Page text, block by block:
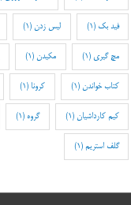
فید بک (1) لیس زدن (1)
مچ گیری (1) مکیدن (1)
کتاب خواندن (1) کرونا (1)
کیم کارداشیان (1) گروه (1)
گلف استریم (1)